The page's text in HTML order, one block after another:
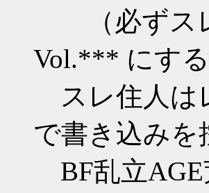
（必ずスレ
Vol.*** にする
スレ住人は
で書き込みを
BF乱立AGE